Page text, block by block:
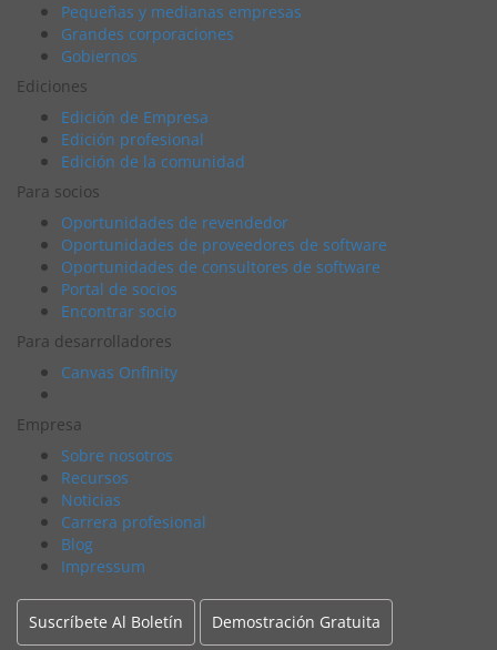
Pequeñas y medianas empresas
Grandes corporaciones
Gobiernos
Ediciones
Edición de Empresa
Edición profesional
Edición de la comunidad
Para socios
Oportunidades de revendedor
Oportunidades de proveedores de software
Oportunidades de consultores de software
Portal de socios
Encontrar socio
Para desarrolladores
Canvas Onfinity
Empresa
Sobre nosotros
Recursos
Noticias
Carrera profesional
Blog
Impressum
Suscríbete Al Boletín Demostración Gratuita